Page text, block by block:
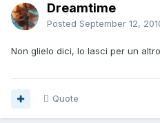
Dreamtime
Posted September 12,
Non glielo dici, lo lasci per un
Quote